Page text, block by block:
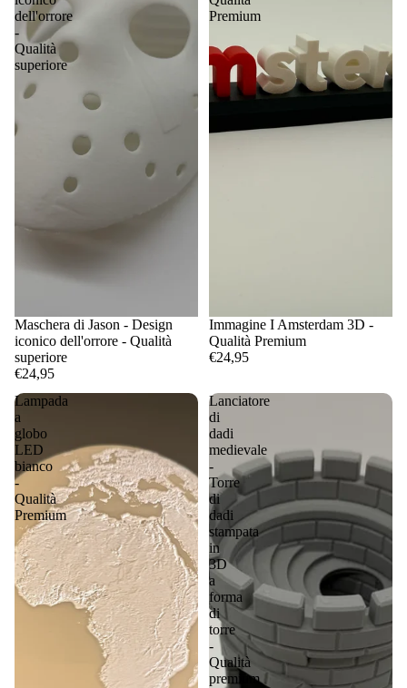
dell'orrore
-
Qualità
superiore
Maschera di Jason - Design
iconico dell'orrore - Qualità
superiore
€24,95
Premium
Immagine I Amsterdam 3D -
Qualità Premium
€24,95
Lampada
a
globo
LED
bianco
-
Qualità
Premium
Lanciatore
di
dadi
medievale
-
Torre
di
dadi
stampata
in
3D
a
forma
di
torre
-
Qualità
premium